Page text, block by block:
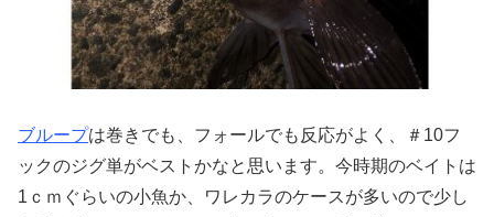
ブループは巻きでも、フォールでも反応がよく、＃10フ
ックのジグ単がベストかなと思います。今時期のベイトは
1ｃｍぐらいの小魚か、ワレカラのケースが多いので少し